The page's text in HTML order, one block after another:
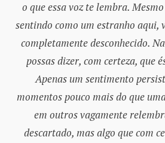
o que essa voz te lembra.
sentindo como um estranho aqui,
completamente desconhecido.
possas dizer, com certeza, que
Apenas um sentimento
momentos pouco mais do que
em outros vagamente
descartado, mas algo que com